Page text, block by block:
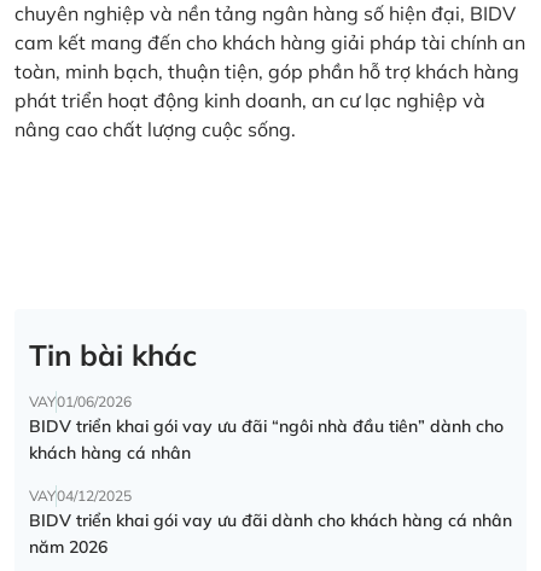
chuyên nghiệp và nền tảng ngân hàng số hiện đại, BIDV
cam kết mang đến cho khách hàng giải pháp tài chính an
toàn, minh bạch, thuận tiện, góp phần hỗ trợ khách hàng
phát triển hoạt động kinh doanh, an cư lạc nghiệp và
nâng cao chất lượng cuộc sống.
Tin bài khác
VAY01/06/2026
BIDV triển khai gói vay ưu đãi “ngôi nhà đầu tiên” dành cho
khách hàng cá nhân
VAY04/12/2025
BIDV triển khai gói vay ưu đãi dành cho khách hàng cá nhân
năm 2026